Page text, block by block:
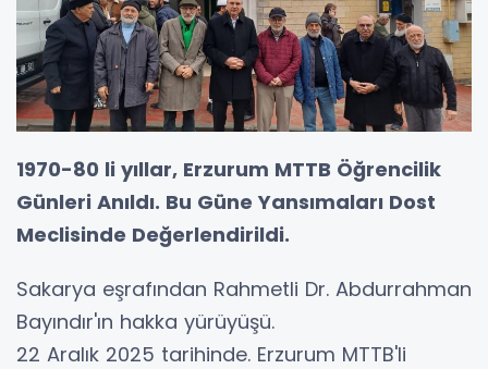
1970-80 li yıllar, Erzurum MTTB Öğrencilik
Günleri Anıldı. Bu Güne Yansımaları Dost
Meclisinde Değerlendirildi.
Sakarya eşrafından Rahmetli Dr. Abdurrahman
Bayındır'ın hakka yürüyüşü.
22 Aralık 2025 tarihinde. Erzurum MTTB'li